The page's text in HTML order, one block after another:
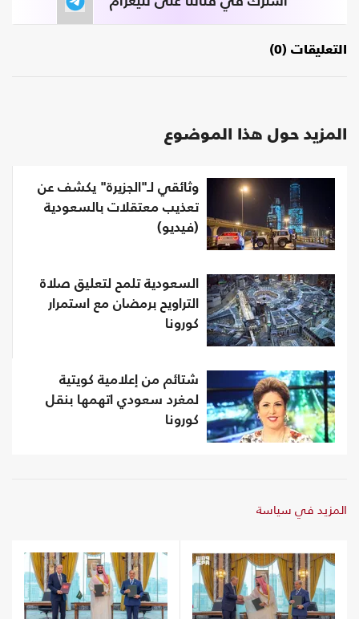
التعليقات (0)
المزيد حول هذا الموضوع
وثائقي لـ"الجزيرة" يكشف عن
تعذيب معتقلات بالسعودية
(فيديو)
السعودية تلمح لتعليق صلاة
التراويح برمضان مع استمرار
كورونا
شتائم من إعلامية كويتية
لمغرد سعودي اتهمها بنقل
كورونا
المزيد في سياسة